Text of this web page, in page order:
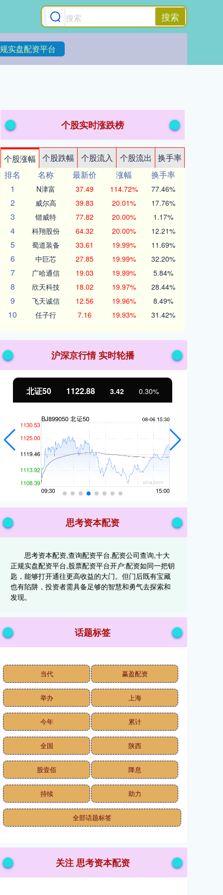
搜索
实盘配资平台
个股实时涨跌榜
个股涨幅 个股跌幅 个股流入 个股流出
换手率
排名
名称 最新价 涨幅
换手率
1
N津富 37.49 114.72% 77.46%
2 威尔高 39.83 20.01% 17.76%
3 锴威特 77.82 20.00% 1.17%
4 科翔股份 64.32 20.00% 12.21%
5 蜀道装备 33.61 19.99% 11.69%
6 中巨芯 27.85 19.99% 32.20%
7 广哈通信 19.03 19.99% 5.84%
8 欣天科技 18.02 19.97% 28.44%
9 飞天诚信 12.56 19.96% 8.49%
10 任子行 7.16 19.93% 31.42%
沪深京行情 实时轮播
北证50 1122.88 3.42 0.30%
思考资本配资
思考资本配资,查询配资平台,配资公司查询,十大
正规实盘配资平台,股票配资平台开户:配资如同一把钥
匙，能够打开通往更高收益的大门。但门后既有宝藏
也有陷阱，投资者需具备足够的智慧和勇气去探索和
发现。
话题标签
当代 赢盈配资
举办 上海
今年 累计
全国 陕西
股壹佰 降息
持续 助力
全部话题标签
关注 思考资本配资